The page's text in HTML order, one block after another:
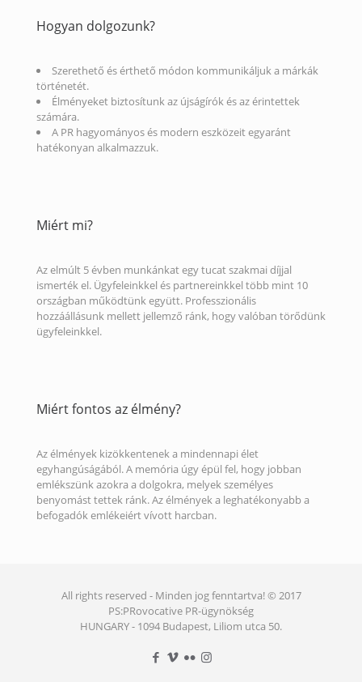
Hogyan dolgozunk?
Szerethető és érthető módon kommunikáljuk a márkák
történetét.
Élményeket biztosítunk az újságírók és az érintettek
számára.
A PR hagyományos és modern eszközeit egyaránt
hatékonyan alkalmazzuk.
Miért mi?
Az elmúlt 5 évben munkánkat egy tucat szakmai díjjal
ismerték el. Ügyfeleinkkel és partnereinkkel több mint 10
országban működtünk együtt. Professzionális
hozzáállásunk mellett jellemző ránk, hogy valóban törődünk
ügyfeleinkkel.
Miért fontos az élmény?
Az élmények kizökkentenek a mindennapi élet
egyhangúságából. A memória úgy épül fel, hogy jobban
emlékszünk azokra a dolgokra, melyek személyes
benyomást tettek ránk. Az élmények a leghatékonyabb a
befogadók emlékeiért vívott harcban.
All rights reserved - Minden jog fenntartva! © 2017
PS:PRovocative PR-ügynökség
HUNGARY - 1094 Budapest, Liliom utca 50.